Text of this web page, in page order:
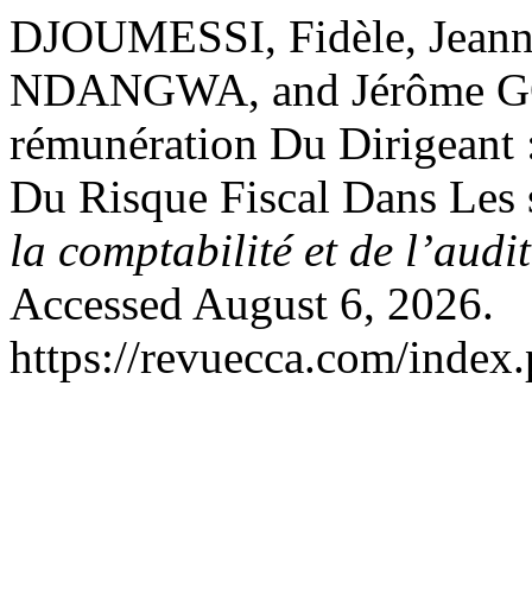
DJOUMESSI, Fidèle,
NDANGWA, and Jérôme
rémunération Du
Du Risque Fiscal Dans Les
la comptabilité et de
Accessed August 6, 2026.
https://revuecca.com/